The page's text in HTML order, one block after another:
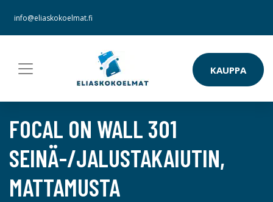
info@eliaskokoelmat.fi
KAUPPA
FOCAL ON WALL 301
SEINÄ-/JALUSTAKAIUTIN,
MATTAMUSTA